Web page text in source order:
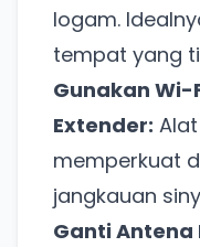
logam.
tempat yang
Gunakan Wi-
Extender:
memperkuat
jangkauan
Ganti Antena